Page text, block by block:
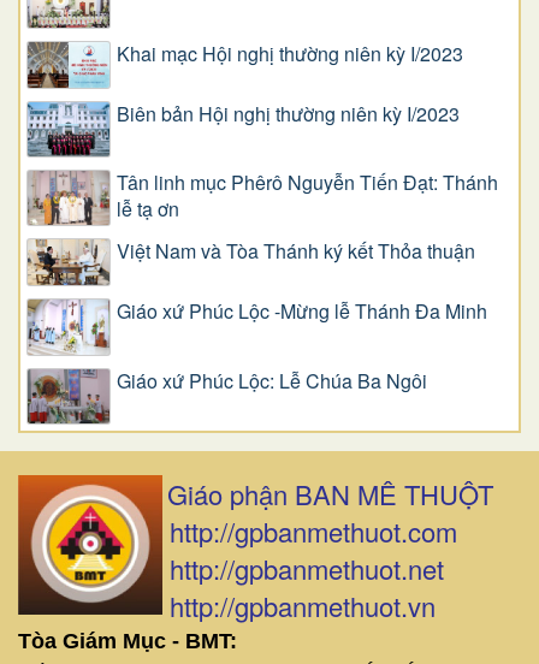
Khai mạc Hội nghị thường niên kỳ I/2023
Biên bản Hội nghị thường niên kỳ I/2023
Tân linh mục Phêrô Nguyễn Tiến Đạt: Thánh
lễ tạ ơn
Việt Nam và Tòa Thánh ký kết Thỏa thuận
Giáo xứ Phúc Lộc -Mừng lễ Thánh Đa Minh
Giáo xứ Phúc Lộc: Lễ Chúa Ba Ngôi
Giáo phận BAN MÊ THUỘT
http://gpbanmethuot.com
http://gpbanmethuot.net
http://gpbanmethuot.vn
Tòa Giám Mục - BMT: